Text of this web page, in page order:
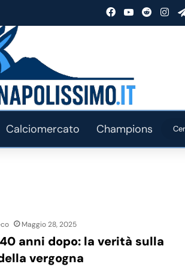
FacebookYou TubeReddit
Calciomercato Champions
Maggio 28, 2025
anni dopo: la verità sulla
vergogna